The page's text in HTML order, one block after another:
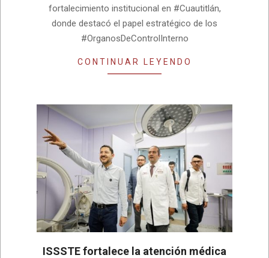
fortalecimiento institucional en #Cuautitlán,
donde destacó el papel estratégico de los
#OrganosDeControlInterno
CONTINUAR LEYENDO
ISSSTE fortalece la atención médica